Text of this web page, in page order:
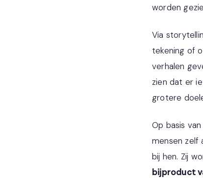
worden
Via
tekening of
verhalen
zien dat er
grotere
Op basis
mensen zelf
bij hen. Zij
bijproduct